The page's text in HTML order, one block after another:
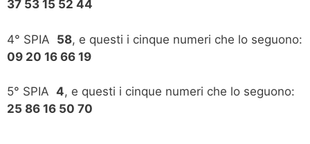
37 53 15 52 44
4° SPIA 58, e questi i cinque numeri che lo seguono:
09 20 16 66 19
5° SPIA 4, e questi i cinque numeri che lo seguono:
25 86 16 50 70